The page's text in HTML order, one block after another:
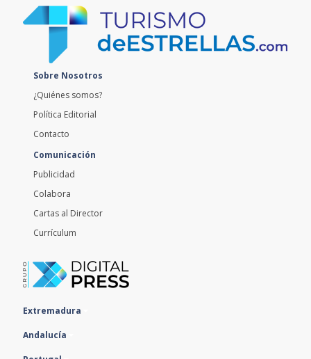
Sobre Nosotros
¿Quiénes somos?
Política Editorial
Contacto
Comunicación
Publicidad
Colabora
Cartas al Director
Currículum
Extremadura
Andalucía